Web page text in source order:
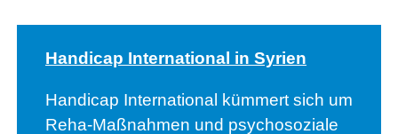
Handicap International in Syrien
Handicap International kümmert sich um
Reha-Maßnahmen und psychosoziale